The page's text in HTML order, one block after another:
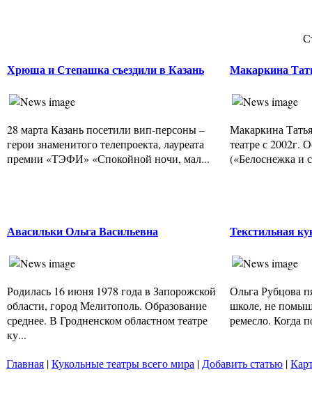
Хрюша и Степашка съездили в Казань
28 марта Казань посетили вип-персоны –
герои знаменитого телепроекта, лауреата
премии «ТЭФИ» «Спокойной ночи, мал...
Макаркина
Макаркина
театре с 2002г.
(«Белоснежка и
Авасильки Ольга Васильевна
Родилась 16 июня 1978 года в Запорожской
области, город Мелитополь. Образование
среднее. В Гродненском областном театре
ку...
Текстильная
Ольга Рубцова
школе, не
ремесло. Когда
Главная |Кукольные театры всего мира | Добавить статью |